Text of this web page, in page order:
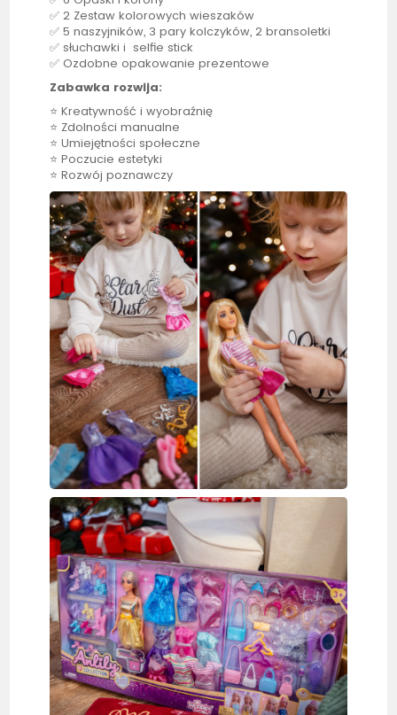
✅ 2 Zestaw kolorowych wieszaków
✅ 5 naszyjników, 3 pary kolczyków, 2 bransoletki
✅ słuchawki i selfie stick
✅ Ozdobne opakowanie prezentowe
Zabawka rozwija:
⭐ Kreatywność i wyobraźnię
⭐ Zdolności manualne
⭐ Umiejętności społeczne
⭐ Poczucie estetyki
⭐ Rozwój poznawczy